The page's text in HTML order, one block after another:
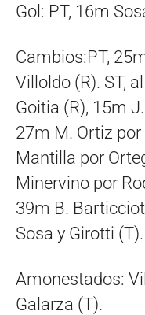
Gol: PT, 16m
Cambios:PT,
Villoldo (R). ST,
Goitia (R), 15m
27m M. Ortiz por
Mantilla por
Minervino por
39m B.
Sosa y Girotti (T).
Amonestados:
Galarza (T).